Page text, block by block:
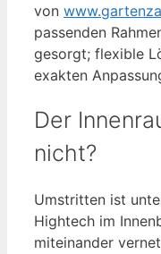
von
passenden
gesorgt; flexible
exakten
Der
nicht?
Umstritten ist
Hightech im
miteinander